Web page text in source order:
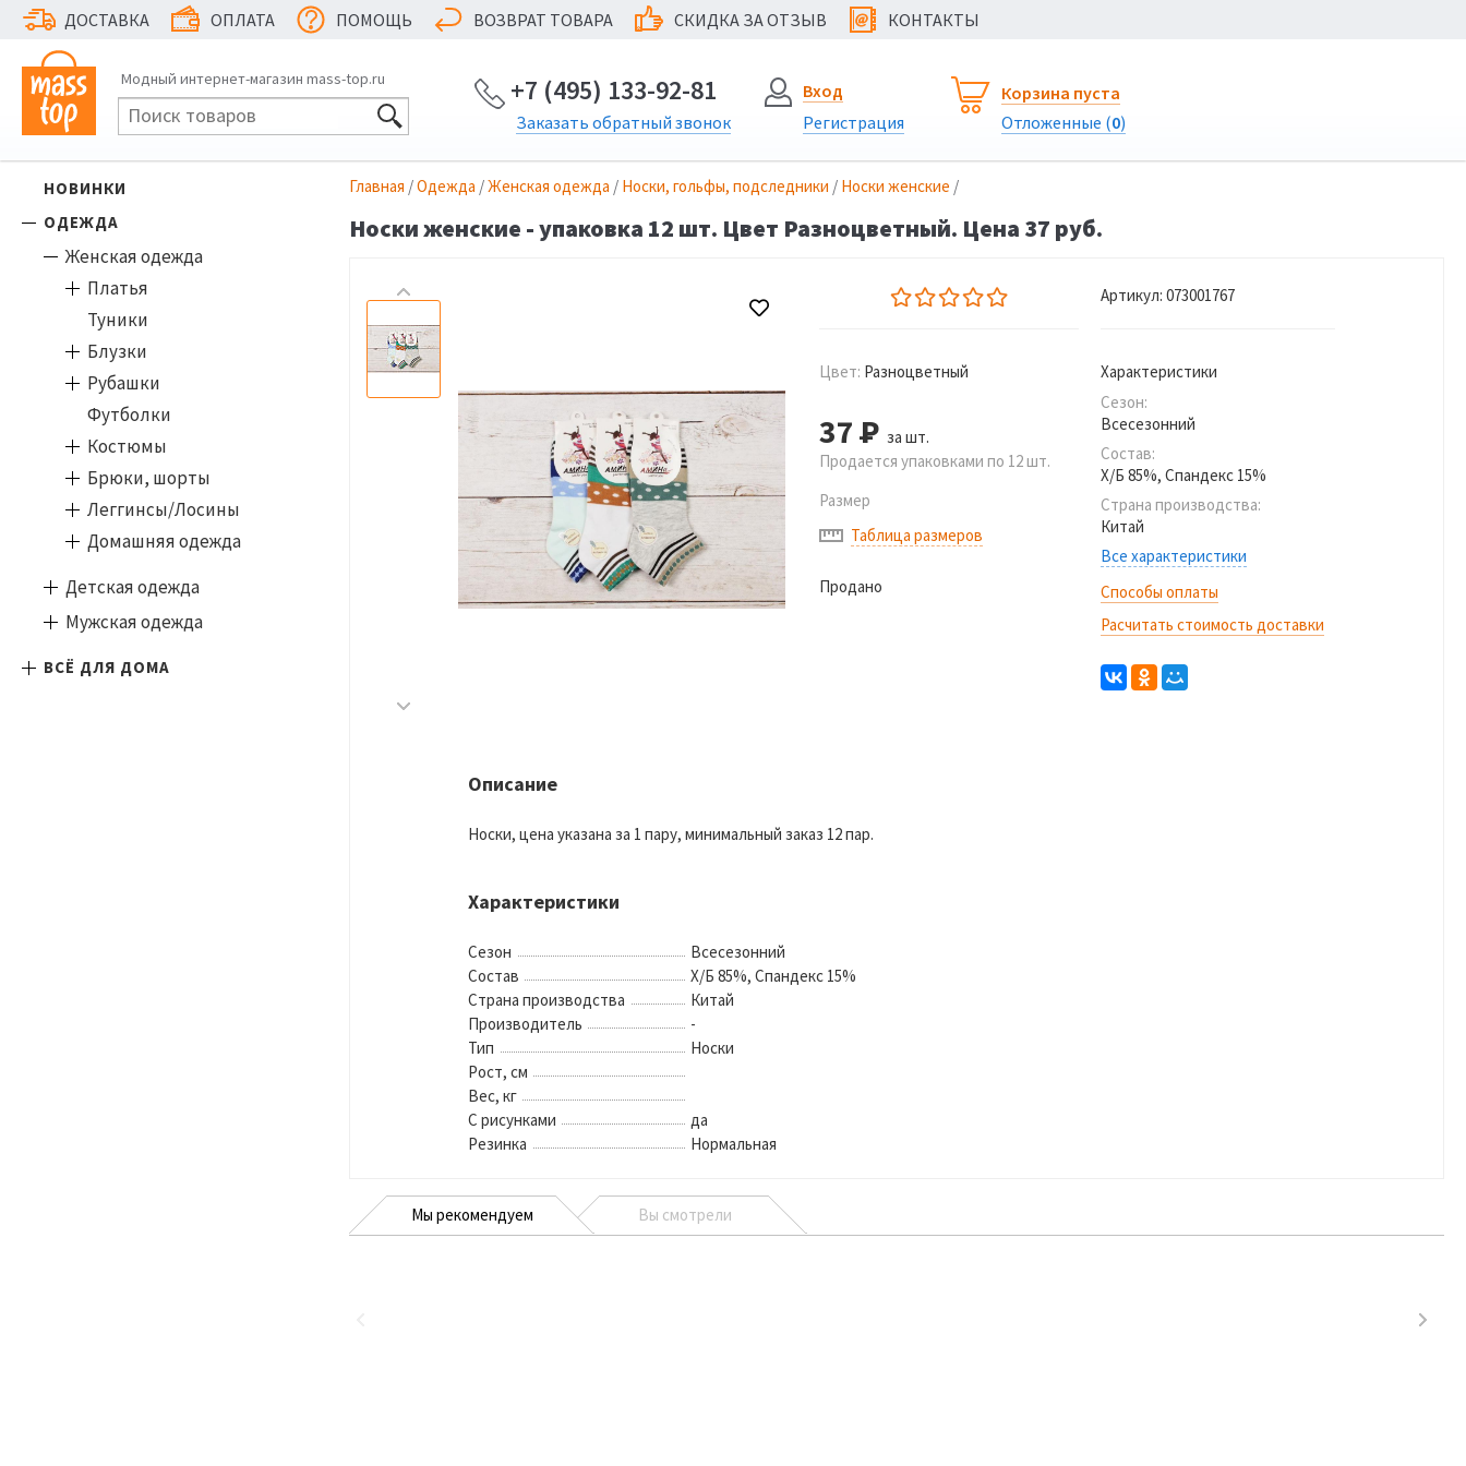
ДОСТАВКА ОПЛАТА ПОМОЩЬ ВОЗВРАТ ТОВАРА СКИДКА ЗА ОТЗЫВ @ КОНТАКТЫ
Модный интернет-магазин mass-top.ru +7 (495) 133-92-81
Заказать обратный звонок
Вход
Регистрация
Корзина пуста
Отложенные (0)
НОВИНКИ
ОДЕЖДА
Женская одежда
Платья
Туники
Блузки
Рубашки
Футболки
Костюмы
Брюки, шорты
Леггинсы/Лосины
Домашняя одежда
Детская одежда
Мужская одежда
ВСЁ ДЛЯ ДОМА
Главная /Одежда /Женская одежда / Носки, гольфы, подследники / Носки женские /
Носки женские - упаковка 12 шт. Цвет Разноцветный. Цена 37 руб.
Цвет: Разноцветный
37Р за шт.
Продается упаковками по 12 шт.
Размер
Таблица размеров
Продано
Артикул: 073001767
Характеристики
Сезон:
Всесезонний
Состав:
Х/Б 85%, Спандекс 15%
Страна производства:
Китай
Все характеристики
Способы оплаты
Расчитать стоимость доставки
Описание
Носки, цена указана за 1 пару, минимальный заказ 12 пар.
Характеристики
Сезон
Всесезонний
Состав
Х/Б 85%, Спандекс 15%
Страна производства
Китай
Производитель
-
Тип
Носки
Рост, см
Вес, кг
С рисунками
да
Резинка
Нормальная
Мы рекомендуем Вы смотрели